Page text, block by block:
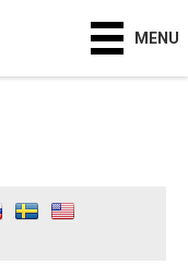
MENU